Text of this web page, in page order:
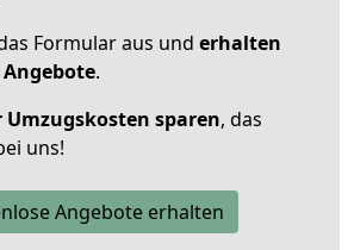
Formular aus und erhalten
.
Umzugskosten sparen, das
uns!
Angebote erhalten